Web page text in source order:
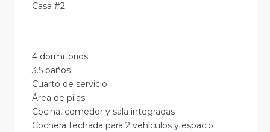
Casa #2
4 dormitorios
3.5 baños
Cuarto de servicio
Área de pilas
Cocina, comedor y sala integradas
Cochera techada para 2 vehículos y espacio